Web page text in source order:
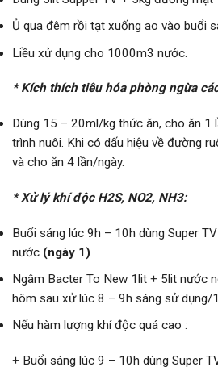
Ủ qua đêm rồi tạt xuống ao vào buổi
Liều xử dụng cho 1000m3 nước.
* Kích thích tiêu hóa phòng ngừa
Dùng 15 – 20ml/kg thức ăn, cho ăn 1
trình nuôi. Khi có dấu hiệu về đường
và cho ăn 4 lần/ngày.
* Xử lý khí độc H2S, NO2, NH3:
Buổi sáng lúc 9h – 10h dùng Super
nước (ngày 1)
Ngâm Bacter To New 1lit + 5lit nước
hôm sau xử lúc 8 – 9h sáng sử
Nếu hàm lượng khí độc quá cao :
+ Buổi sáng lúc 9 – 10h dùng Super